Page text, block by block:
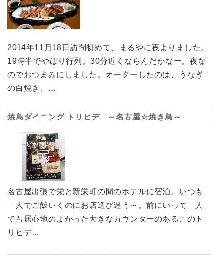
2014年11月18日訪問初めて、まるやに夜よりました。
19時半でやはり行列。30分近くならんだかなー。夜な
のでおつまみにしました。オーダーしたのは、うなぎ
の白焼き、…
焼鳥ダイニング トリヒデ ～名古屋☆焼き鳥～
名古屋出張で栄と新栄町の間のホテルに宿泊。いつも
一人でご飯いくのにお店選び迷う～。前にいって一人
でも居心地のよかった大きなカウンターのあるこのト
リヒデ…